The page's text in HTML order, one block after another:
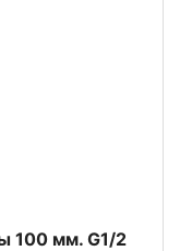
100 мм. G1/2